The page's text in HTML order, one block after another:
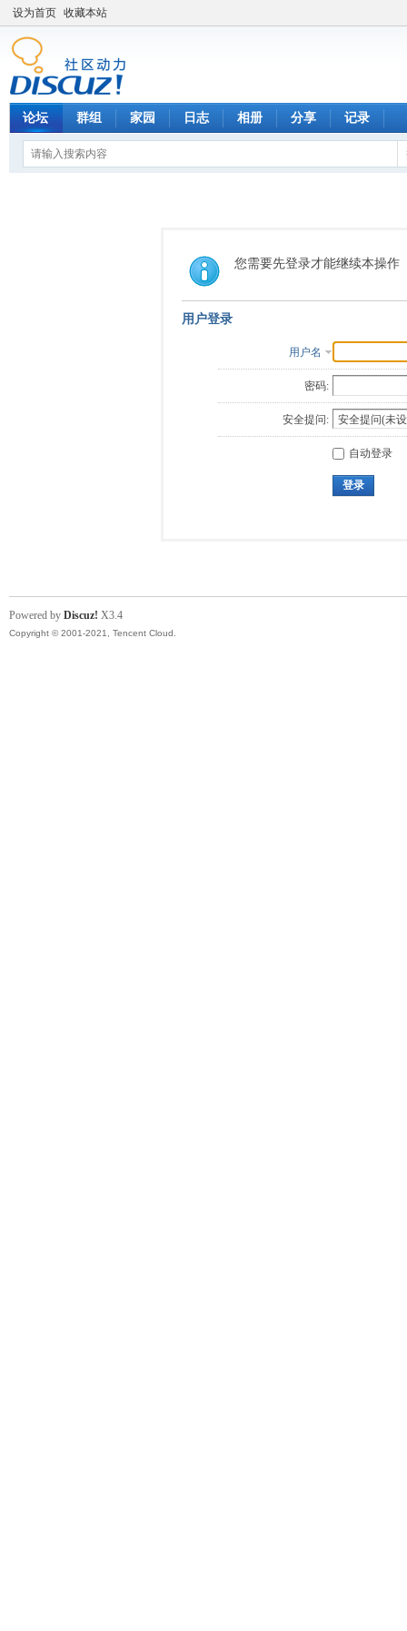
设为首页 收藏本站
论坛 群组 家园 日志 相册 分享 记录
您需要先登录才能继续本操作
用户登录
用户名
密码:
安全提问:
自动登录
登录
Powered by Discuz! X3.4
Copyright © 2001-2021, Tencent Cloud.